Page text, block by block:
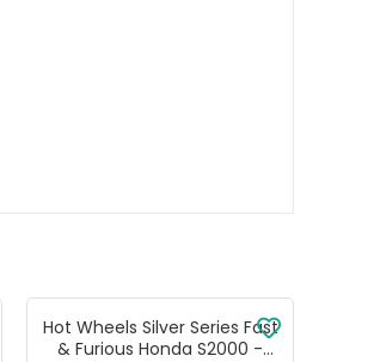
Hot Wheels Silver Series Fast
& Furious Honda S2000 -